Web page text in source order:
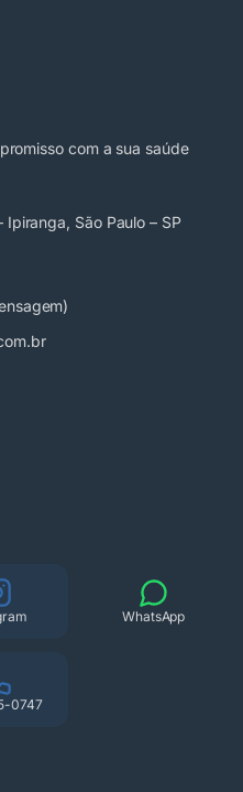
com a sua saúde
São Paulo – SP
WhatsApp
0747